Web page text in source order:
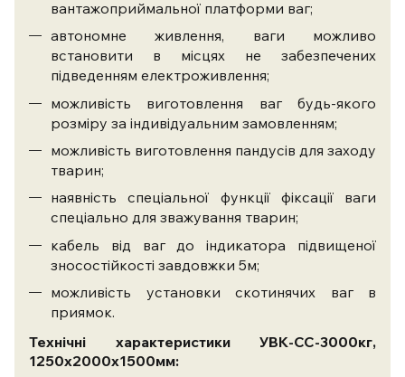
вантажоприймальної платформи ваг;
автономне живлення, ваги можливо
встановити в місцях не забезпечених
підведенням електроживлення;
можливість виготовлення ваг будь-якого
розміру за індивідуальним замовленням;
можливість виготовлення пандусів для заходу
тварин;
наявність спеціальної функції фіксації ваги
спеціально для зважування тварин;
кабель від ваг до індикатора підвищеної
зносостійкості завдовжки 5м;
можливість установки скотинячих ваг в
приямок.
Технічні характеристики УВК-СС-3000кг,
1250х2000х1500мм: